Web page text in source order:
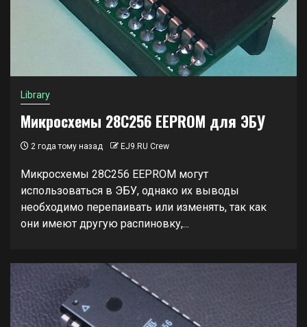
Library
Микросхемы 28C256 EEPROM для ЭБУ
2 года тому назад EJ9.RU Crew
Микросхемы 28C256 EEPROM могут
использоваться в ЭБУ, однако их выводы
необходимо перепаивать или изменять, так как
они имеют другую распиновку,...